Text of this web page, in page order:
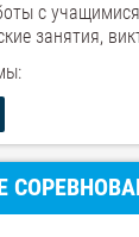
с
занятия,